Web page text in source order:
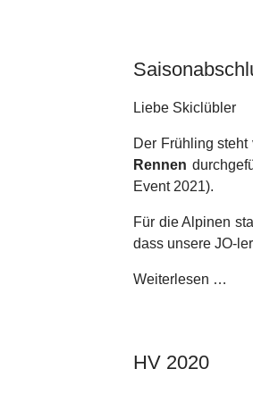
Liebe Skiclübler
Der Frühling
Rennen
Event 2021).
Für die Alpinen
dass unsere JO-
Weiterlesen …
HV 2020